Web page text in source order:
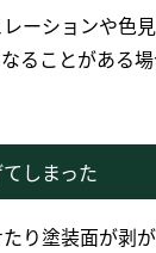
ーションや色
ることがある
しまった
り塗装面が剥